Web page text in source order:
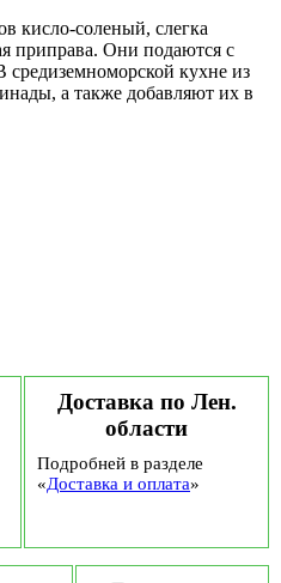
кисло-соленый, слегка
приправа. Они подаются с
кухне из
а также добавляют их в
Доставка по Лен.
области
Подробней в разделе
«Доставка и оплата»